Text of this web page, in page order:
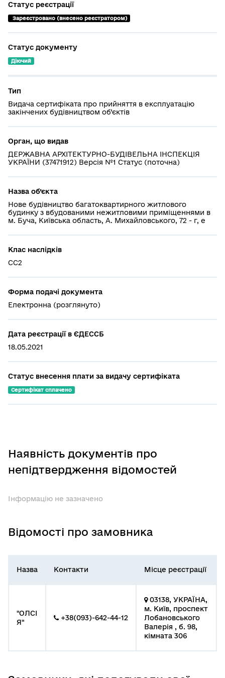
Статус реєстрації
Зареєстровано (внесено реєстратором)
Статус документу
Діючий
Тип
Видача сертифіката про прийняття в експлуатацію
закінчених будівництвом об’єктів
Орган, що видав
ДЕРЖАВНА АРХІТЕКТУРНО-БУДІВЕЛЬНА ІНСПЕКЦІЯ
УКРАЇНИ (37471912) Версія №1 Статус (поточна)
Назва об’єкта
Нове будівництво багатоквартирного житлового
будинку з вбудованими нежитловими приміщеннями в
м. Буча, Київська область, А. Михайловського, 72 - г, е
Клас наслідків
СС2
Форма подачі документа
Електронна (розглянуто)
Дата реєстрації в ЄДЕССБ
18.05.2021
Статус внесення плати за видачу сертифіката
Сертифікат сплачено
Наявність документів про
непідтвердження відомостей
Інформацію не зазначено
Відомості про замовника
Назва Контакти Місце реєстрації
"ОЛСІ
Я"
+38(093)-642-44-12
03138, УКРАЇНА,
м. Київ, проспект
Лобановського
Валерія , б. 98,
кімната 306